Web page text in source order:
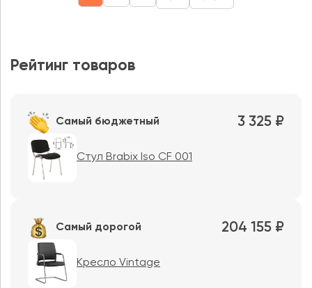
Рейтинг товаров
Самый бюджетный 3 325 ₽
Стул Brabix Iso CF 001
Самый дорогой 204 155 ₽
Кресло Vintage